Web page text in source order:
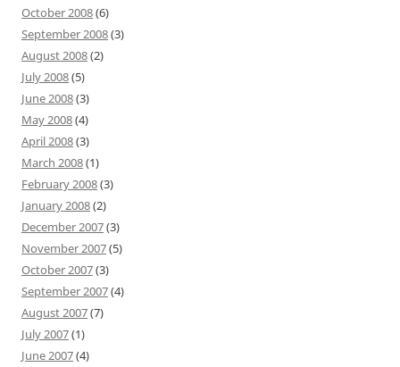
October 2008(6)
September 2008(3)
August 2008(2)
July 2008(5)
June 2008(3)
May 2008(4)
April 2008(3)
March 2008(1)
February 2008(3)
January 2008(2)
December 2007(3)
November 2007(5)
October 2007(3)
September 2007(4)
August 2007(7)
July 2007(1)
June 2007(4)